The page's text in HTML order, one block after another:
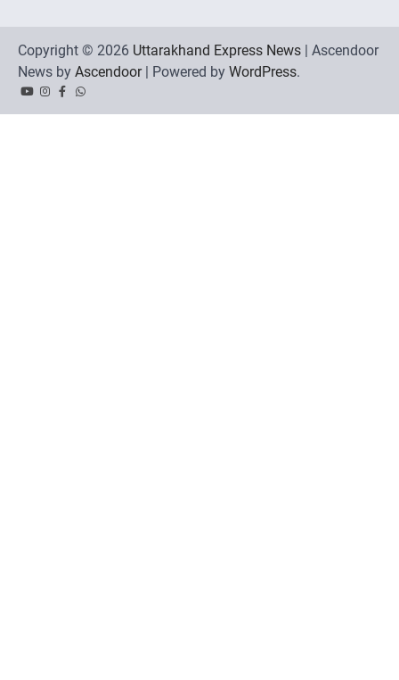
Copyright © 2026 Uttarakhand Express News | Ascendoor
News by Ascendoor| Powered by WordPress.
YouTubeInstagram
Facebook
Whatsapp